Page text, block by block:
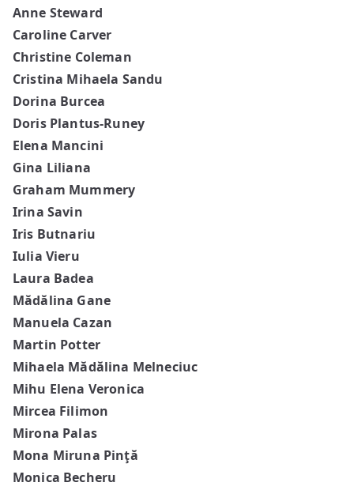
Anne Steward
Caroline Carver
Christine Coleman
Cristina Mihaela Sandu
Dorina Burcea
Doris Plantus-Runey
Elena Mancini
Gina Liliana
Graham Mummery
Irina Savin
Iris Butnariu
Iulia Vieru
Laura Badea
Mădălina Gane
Manuela Cazan
Martin Potter
Mihaela Mădălina Melneciuc
Mihu Elena Veronica
Mircea Filimon
Mirona Palas
Mona Miruna Pinţă
Monica Becheru